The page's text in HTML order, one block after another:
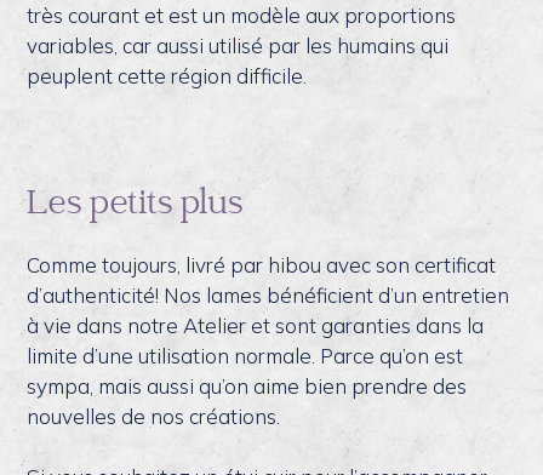
très courant et est un modèle aux proportions
variables, car aussi utilisé par les humains qui
peuplent cette région difficile.
Les petits plus
Comme toujours, livré par hibou avec son certificat
d’authenticité! Nos lames bénéficient d’un entretien
à vie dans notre Atelier et sont garanties dans la
limite d’une utilisation normale. Parce qu’on est
sympa, mais aussi qu’on aime bien prendre des
nouvelles de nos créations.